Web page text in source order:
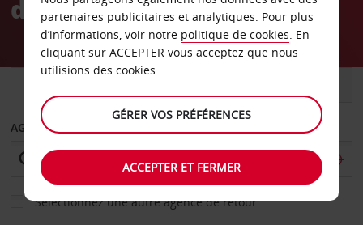
de Calabre
AGENCE DE DÉPART
Sélectionnez une autre agence de retour
partenaires publicitaires et analytiques. Pour plus
d’informations, voir notre politique de cookies. En
cliquant sur ACCEPTER vous acceptez que nous
utilisions des cookies.
GÉRER VOS PRÉFÉRENCES
ACCEPTER ET FERMER